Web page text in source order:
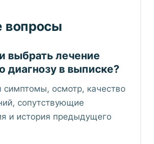
вопросы
выбрать лечение
диагнозу в выписке?
осмотр, качество
сопутствующие
и история предыдущего